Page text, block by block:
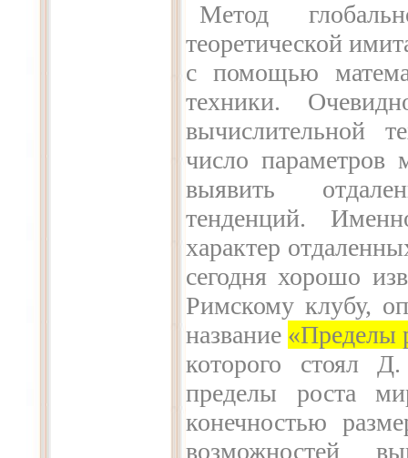
Метод
теоретической
с помощью
техники.
вычислительной
число параметров
выявить
тенденций.
характер
сегодня хорошо
Римскому клубу,
название «Пределы
которого стоял
пределы роста
конечностью
возможностей